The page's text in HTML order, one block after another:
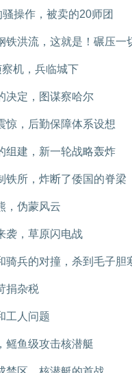
操作，被卖的20师团
铁洪流，这就是！碾压一
机，兵临城下
决定，图谋察哈尔
惊，后勤保障体系设想
组建，新一轮战略轰炸
铁所，炸断了倭国的脊梁
，伪蒙风云
袭，草原闪电战
骑兵的对撞，杀到毛子胆
捐杂税
工人问题
鳐鱼级攻击核潜艇